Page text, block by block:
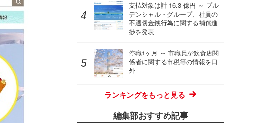
支払対象は計 16.3 億円 ～ プル
デンシャル・グループ、社員の
不適切金銭行為に関する補償進
捗を発表
停職1ヶ月 ～ 市職員が飲食店関
係者に関する市税等の情報を口
外
ランキングをもっと見る
編集部おすすめ記事